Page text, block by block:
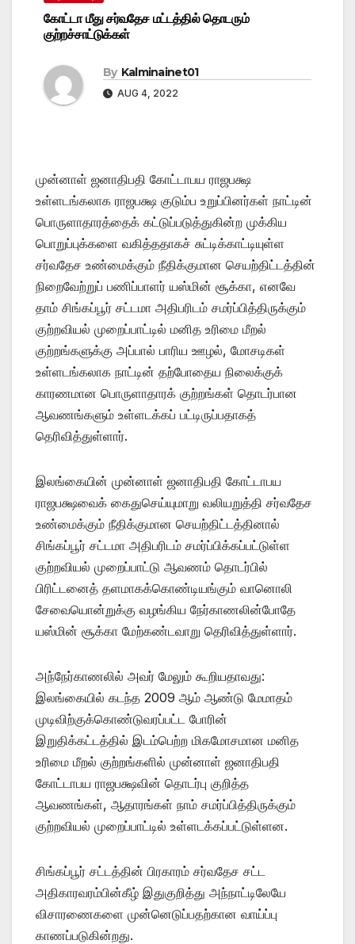
கோட்டா மீது சர்வதேச மட்டத்தில் தொடரும்
குற்றச்சாட்டுக்கள்
By Kalminainet01
AUG 4, 2022
முன்னாள் ஜனாதிபதி கோட்டாபய ராஜபக்ஷ
உள்ளடங்கலாக ராஜபக்ஷ குடும்ப உறுப்பினர்கள் நாட்டின்
பொருளாதாரத்தைக் கட்டுப்படுத்துகின்ற முக்கிய
பொறுப்புக்களை வகித்ததாகச் சுட்டிக்காட்டியுள்ள
சர்வதேச உண்மைக்கும் நீதிக்குமான செயற்திட்டத்தின்
நிறைவேற்றுப் பணிப்பாளர் யஸ்மின் சூக்கா, எனவே
தாம் சிங்கப்பூர் சட்டமா அதிபரிடம் சமர்ப்பித்திருக்கும்
குற்றவியல் முறைப்பாட்டில் மனித உரிமை மீறல்
குற்றங்களுக்கு அப்பால் பாரிய ஊழல், மோசடிகள்
உள்ளடங்கலாக நாட்டின் தற்போதைய நிலைக்குக்
காரணமான பொருளாதாரக் குற்றங்கள் தொடர்பான
ஆவணங்களும் உள்ளடக்கப் பட்டிருப்பதாகத்
தெரிவித்துள்ளார்.
இலங்கையின் முன்னாள் ஜனாதிபதி கோட்டாபய
ராஜபக்ஷவைக் கைதுசெய்யுமாறு வலியறுத்தி சர்வதேச
உண்மைக்கும் நீதிக்குமான செயற்திட்டத்தினால்
சிங்கப்பூர் சட்டமா அதிபரிடம் சமர்ப்பிக்கப்பட்டுள்ள
குற்றவியல் முறைப்பாட்டு ஆவணம் தொடர்பில்
பிரிட்டனைத் தளமாகக்கொண்டியங்கும் வானொலி
சேவையொன்றுக்கு வழங்கிய நேர்காணலின்போதே
யஸ்மின் சூக்கா மேற்கண்டவாறு தெரிவித்துள்ளார்.
அந்நேர்காணலில் அவர் மேலும் கூறியதாவது:
இலங்கையில் கடந்த 2009 ஆம் ஆண்டு மேமாதம்
முடிவிற்குக்கொண்டுவரப்பட்ட போரின்
இறுதிக்கட்டத்தில் இடம்பெற்ற மிகமோசமான மனித
உரிமை மீறல் குற்றங்களில் முன்னாள் ஜனாதிபதி
கோட்டாபய ராஜபக்ஷவின் தொடர்பு குறித்த
ஆவணங்கள், ஆதாரங்கள் நாம் சமர்ப்பித்திருக்கும்
குற்றவியல் முறைப்பாட்டில் உள்ளடக்கப்பட்டுள்ளன.
சிங்கப்பூர் சட்டத்தின் பிரகாரம் சர்வதேச சட்ட
அதிகாரவரம்பின்கீழ் இதுகுறித்து அந்நாட்டிலேயே
விசாரணைகளை முன்னெடுப்பதற்கான வாய்ப்பு
காணப்படுகின்றது.